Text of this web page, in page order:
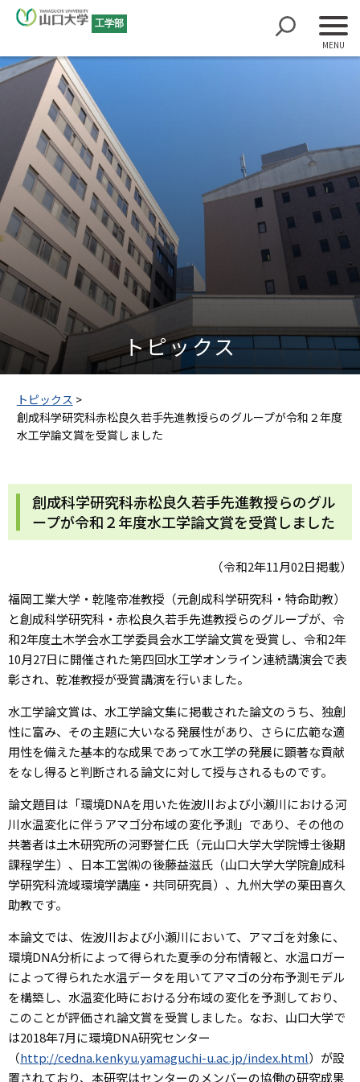
工学部
トピックス
トピックス >
創成科学研究科赤松良久若手先進教授らのグループが令和２年度
水工学論文賞を受賞しました
創成科学研究科赤松良久若手先進教授らのグル
ープが令和２年度水工学論文賞を受賞しました
（令和2年11月02日掲載）
福岡工業大学・乾隆帝准教授（元創成科学研究科・特命助教）
と創成科学研究科・赤松良久若手先進教授らのグループが、令
和2年度土木学会水工学委員会水工学論文賞を受賞し、令和2年
10月27日に開催された第四回水工学オンライン連続講演会で表
彰され、乾准教授が受賞講演を行いました。
水工学論文賞は、水工学論文集に掲載された論文のうち、独創
性に富み、その主題に大いなる発展性があり、さらに広範な適
用性を備えた基本的な成果であって水工学の発展に顕著な貢献
をなし得ると判断される論文に対して授与されるものです。
論文題目は「環境DNAを用いた佐波川および小瀬川における河
川水温変化に伴うアマゴ分布域の変化予測」であり、その他の
共著者は土木研究所の河野誉仁氏（元山口大学大学院博士後期
課程学生）、日本工営㈱の後藤益滋氏（山口大学大学院創成科
学研究科流域環境学講座・共同研究員）、九州大学の栗田喜久
助教です。
本論文では、佐波川および小瀬川において、アマゴを対象に、
環境DNA分析によって得られた夏季の分布情報と、水温ロガー
によって得られた水温データを用いてアマゴの分布予測モデル
を構築し、水温変化時における分布域の変化を予測しており、
このことが評価され論文賞を受賞しました。なお、山口大学で
は2018年7月に環境DNA研究センター
（http://cedna.kenkyu.yamaguchi-u.ac.jp/index.html）が設
置されており、本研究はセンターのメンバーの協働の研究成果